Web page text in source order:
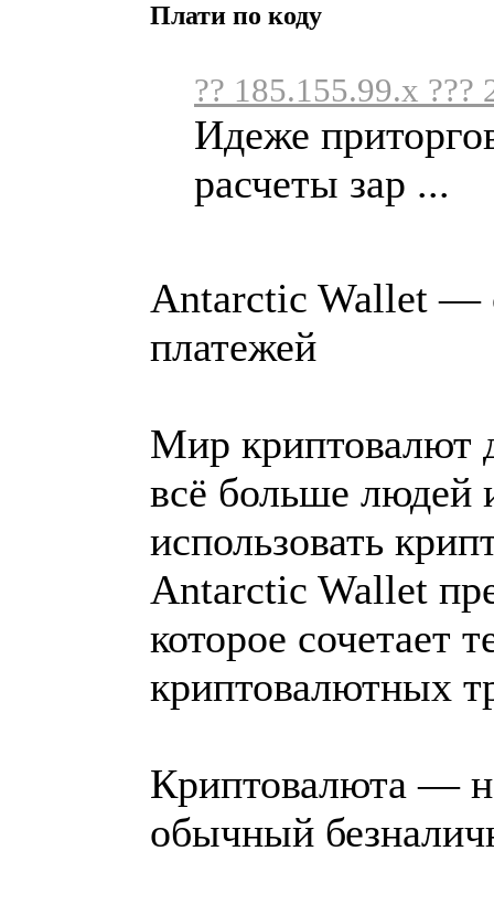
Плати по коду
?? 185.155.99.x ???
Идеже
расчеты зар ...
Antarctic Wallet —
платежей
Мир криптовалют
всё больше людей
использовать
Antarctic Wallet
которое сочетает
криптовалютных
Криптовалюта —
обычный